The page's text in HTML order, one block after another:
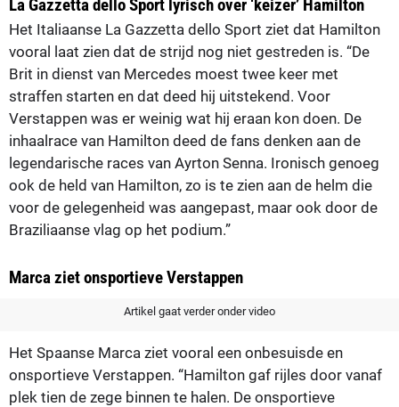
La Gazzetta dello Sport lyrisch over ‘keizer’ Hamilton
Het Italiaanse La Gazzetta dello Sport ziet dat Hamilton
vooral laat zien dat de strijd nog niet gestreden is. “De
Brit in dienst van Mercedes moest twee keer met
straffen starten en dat deed hij uitstekend. Voor
Verstappen was er weinig wat hij eraan kon doen. De
inhaalrace van Hamilton deed de fans denken aan de
legendarische races van Ayrton Senna. Ironisch genoeg
ook de held van Hamilton, zo is te zien aan de helm die
voor de gelegenheid was aangepast, maar ook door de
Braziliaanse vlag op het podium.”
Marca ziet onsportieve Verstappen
Artikel gaat verder onder video
Het Spaanse Marca ziet vooral een onbesuisde en
onsportieve Verstappen. “Hamilton gaf rijles door vanaf
plek tien de zege binnen te halen. De onsportieve